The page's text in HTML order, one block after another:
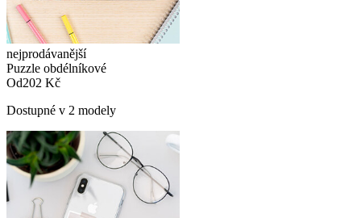
nejprodávanější
Puzzle obdélníkové
Od202 Kč
Dostupné v 2 modely